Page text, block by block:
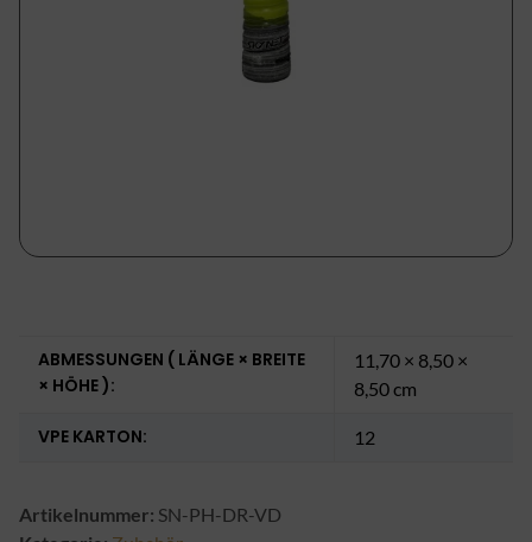
ABMESSUNGEN ( LÄNGE × BREITE
× HÖHE ):
11,70 × 8,50 ×
8,50 cm
VPE KARTON: 12
Artikelnummer: SN-PH-DR-VD